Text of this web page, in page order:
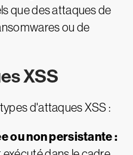
que des attaques de
ou de
XSS
d'attaques XSS :
ou non persistante :